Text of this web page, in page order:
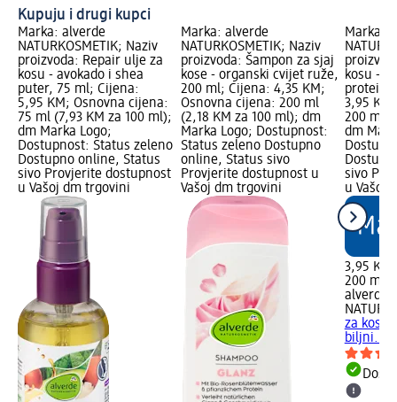
Kupuju i drugi kupci
Marka: alverde
NATURKOSMETIK; Naziv
proizvoda: Repair ulje za
kosu - avokado i shea
puter, 75 ml; Cijena:
5,95 KM; Osnovna cijena:
75 ml (7,93 KM za 100 ml);
dm Marka Logo;
Dostupnost: Status zeleno
Dostupno online, Status
sivo Provjerite dostupnost
u Vašoj dm trgovini
Marka: alverde
NATURKOSMETIK; Naziv
proizvoda: Šampon za sjaj
kose - organski cvijet ruže,
200 ml; Cijena: 4,35 KM;
Osnovna cijena: 200 ml
(2,18 KM za 100 ml); dm
Marka Logo; Dostupnost:
Status zeleno Dostupno
online, Status sivo
Provjerite dostupnost u
Vašoj dm trgovini
Marka:
kosu -
proteini,
3,95
200 ml
dm
sivo
u Vašoj
3,95 KM
200 ml
alverde
za kosu
biljni...,